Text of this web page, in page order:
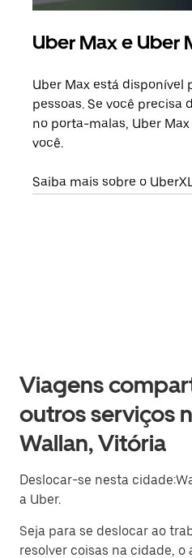
Uber Max e Uber
Uber Max está disponível
pessoas. Se você precisa
no porta-malas, Uber
você.
Saiba mais sobre o
Viagens
outros serviços
Wallan, Vitória
Deslocar-se nesta
a Uber.
Seja para se deslocar ao
resolver coisas na cidade,